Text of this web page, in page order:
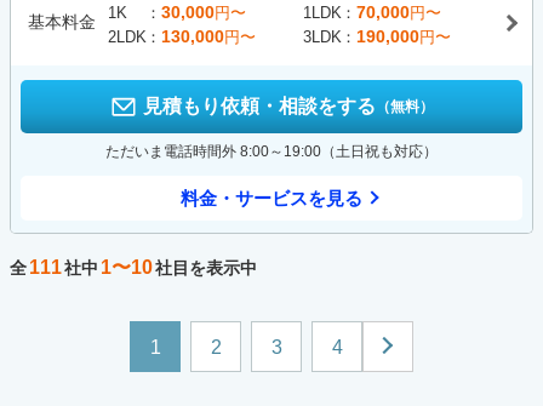
基本料金 1K 30,000円〜 1LDK 70,000円〜
2LDK
130,000円〜 3LDK 190,000円〜
見積もり依頼・相談をする （無料）
ただいま電話時間外 8:00～19:00（土日祝も対応）
料金・サービスを見る
全111社中 1〜10社目を表示中
1 2 3 4